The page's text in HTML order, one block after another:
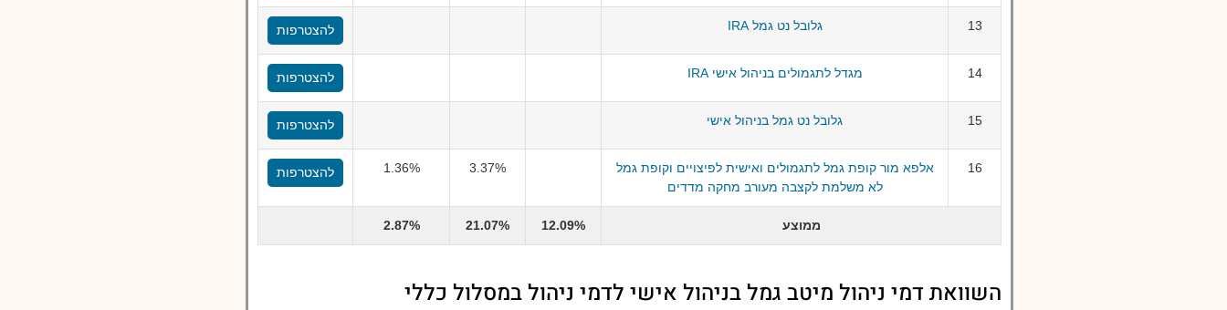
13 גלובל נט גמל IRA להצטרפות
14 מגדל לתגמולים בניהול אישי IRA להצטרפות
15 גלובל נט גמל בניהול אישי להצטרפות
16
אלפא מור קופת גמל לתגמולים ואישית לפיצויים וקופת גמל
לא משלמת לקצבה מעורב מחקה מדדים
3.37%
1.36% להצטרפות
ממוצע 12.09%
21.07%
2.87%
השוואת דמי ניהול מיטב גמל בניהול אישי לדמי ניהול במסלול כללי